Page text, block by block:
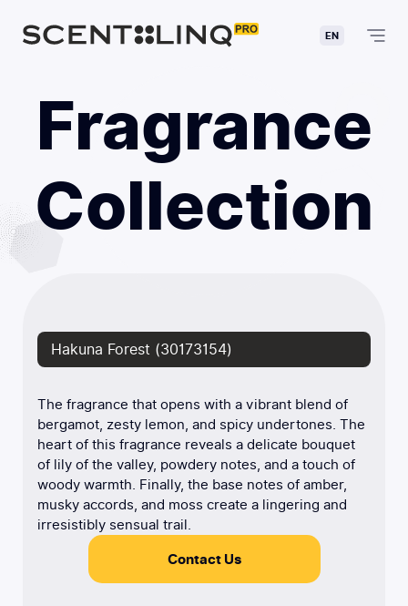
EN
Fragrance
Collection
Hakuna Forest (30173154)
The fragrance that opens with a vibrant blend of
bergamot, zesty lemon, and spicy undertones. The
heart of this fragrance reveals a delicate bouquet
of lily of the valley, powdery notes, and a touch of
woody warmth. Finally, the base notes of amber,
musky accords, and moss create a lingering and
irresistibly sensual trail.
Contact Us